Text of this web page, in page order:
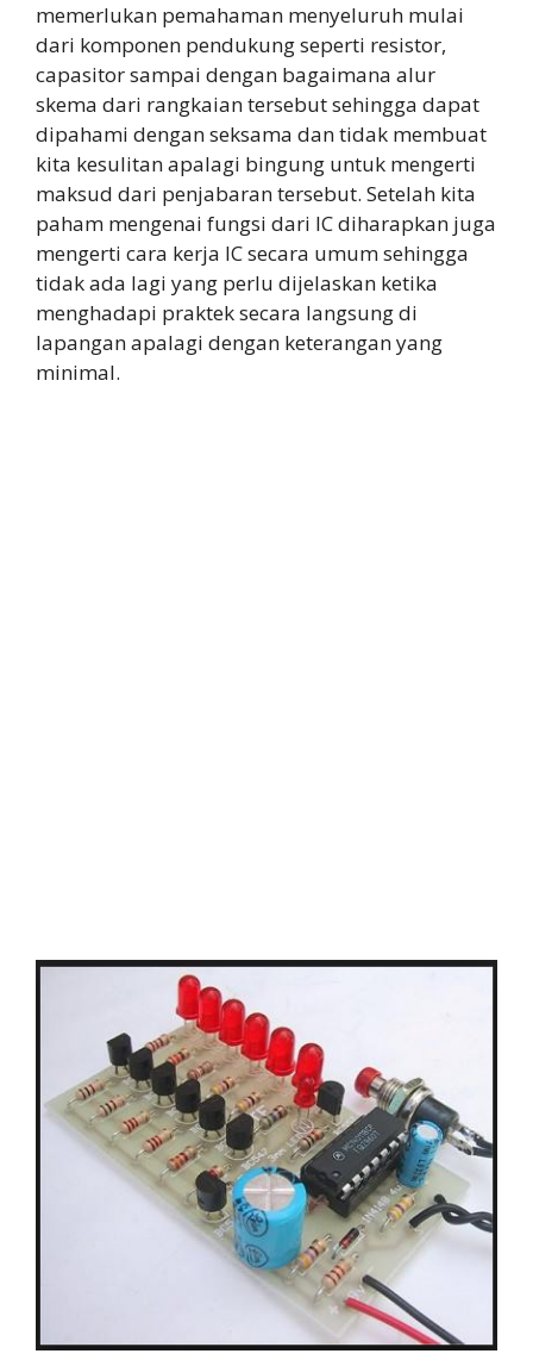
memerlukan pemahaman menyeluruh mulai
dari komponen pendukung seperti resistor,
capasitor sampai dengan bagaimana alur
skema dari rangkaian tersebut sehingga dapat
dipahami dengan seksama dan tidak membuat
kita kesulitan apalagi bingung untuk mengerti
maksud dari penjabaran tersebut. Setelah kita
paham mengenai fungsi dari IC diharapkan juga
mengerti cara kerja IC secara umum sehingga
tidak ada lagi yang perlu dijelaskan ketika
menghadapi praktek secara langsung di
lapangan apalagi dengan keterangan yang
minimal.